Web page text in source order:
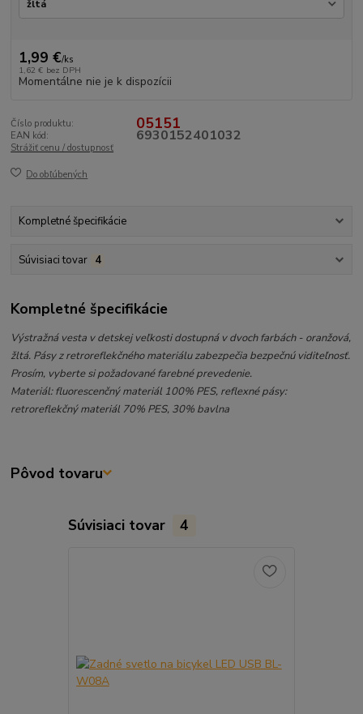
1,99 €/ks
1,62 € bez DPH
Momentálne nie je k dispozícii
Číslo produktu: 05151
EAN kód: 6930152401032
Strážiť cenu / dostupnosť
Do obľúbených
Kompletné špecifikácie
Súvisiaci tovar 4
Kompletné špecifikácie
Výstražná vesta v detskej veľkosti dostupná v dvoch farbách - oranžová,
žltá. Pásy z retroreflekčného materiálu zabezpečia bezpečnú viditeľnosť.
Prosím, vyberte si požadované farebné prevedenie.
Materiál: fluorescenčný materiál 100% PES, reflexné pásy:
retroreflekčný materiál 70% PES, 30% bavlna
Pôvod tovaru
Súvisiaci tovar 4